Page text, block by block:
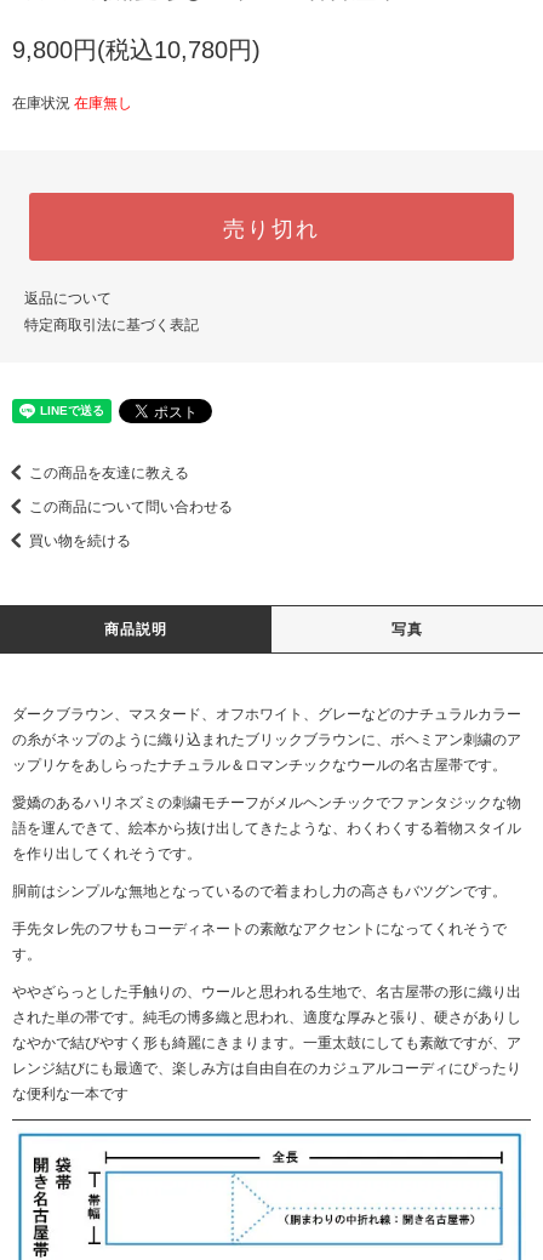
9,800円(税込10,780円)
在庫状況 在庫無し
売り切れ
返品について
特定商取引法に基づく表記
この商品を友達に教える
この商品について問い合わせる
買い物を続ける
商品説明 写真
ダークブラウン、マスタード、オフホワイト、グレーなどのナチュラルカラー
の糸がネップのように織り込まれたブリックブラウンに、ボヘミアン刺繍のア
ップリケをあしらったナチュラル＆ロマンチックなウールの名古屋帯です。
愛嬌のあるハリネズミの刺繍モチーフがメルヘンチックでファンタジックな物
語を運んできて、絵本から抜け出してきたような、わくわくする着物スタイル
を作り出してくれそうです。
胴前はシンプルな無地となっているので着まわし力の高さもバツグンです。
手先タレ先のフサもコーディネートの素敵なアクセントになってくれそうで
す。
ややざらっとした手触りの、ウールと思われる生地で、名古屋帯の形に織り出
された単の帯です。純毛の博多織と思われ、適度な厚みと張り、硬さがありし
なやかで結びやすく形も綺麗にきまります。一重太鼓にしても素敵ですが、ア
レンジ結びにも最適で、楽しみ方は自由自在のカジュアルコーディにぴったり
な便利な一本です